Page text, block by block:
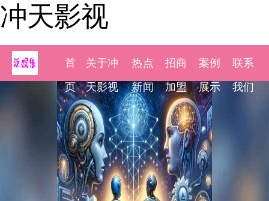
冲天影视
首
页
关于冲
天影视
热点
新闻
招商
加盟
案例
展示
联系
我们